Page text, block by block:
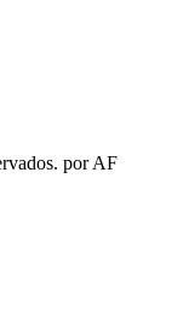
por AF